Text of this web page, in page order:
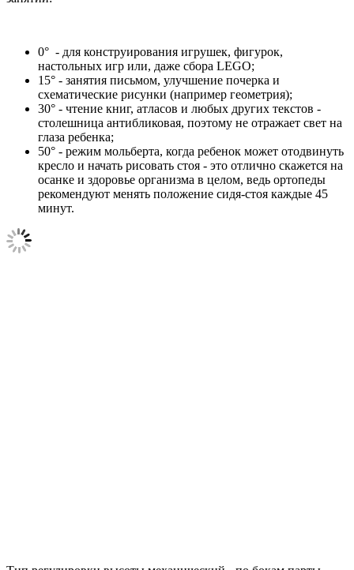
0° - для конструирования игрушек, фигурок,
настольных игр или, даже сбора LEGO;
15° - занятия письмом, улучшение почерка и
схематические рисунки (например геометрия);
30° - чтение книг, атласов и любых других текстов -
столешница антибликовая, поэтому не отражает свет на
глаза ребенка;
50° - режим мольберта, когда ребенок может отодвинуть
кресло и начать рисовать стоя - это отлично скажется на
осанке и здоровье организма в целом, ведь ортопеды
рекомендуют менять положение сидя-стоя каждые 45
минут.